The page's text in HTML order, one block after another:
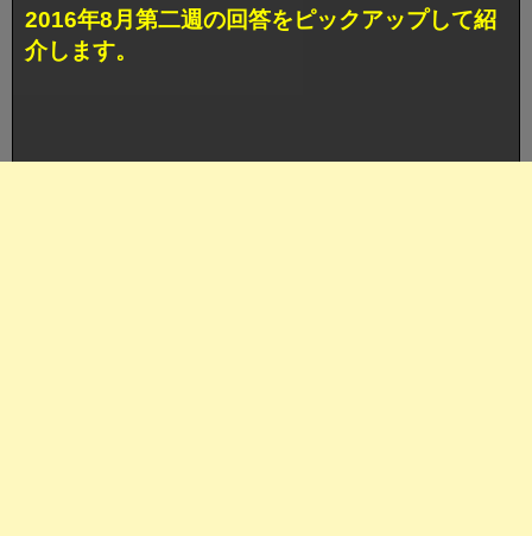
2016年8月第二週の回答をピックアップして紹
介します。